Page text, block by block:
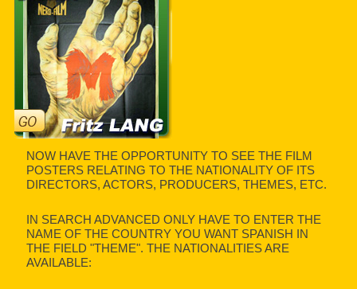
NOW HAVE THE OPPORTUNITY TO SEE THE FILM
POSTERS RELATING TO THE NATIONALITY OF ITS
DIRECTORS, ACTORS, PRODUCERS, THEMES, ETC.
IN SEARCH ADVANCED ONLY HAVE TO ENTER THE
NAME OF THE COUNTRY YOU WANT SPANISH IN
THE FIELD "THEME". THE NATIONALITIES ARE
AVAILABLE: